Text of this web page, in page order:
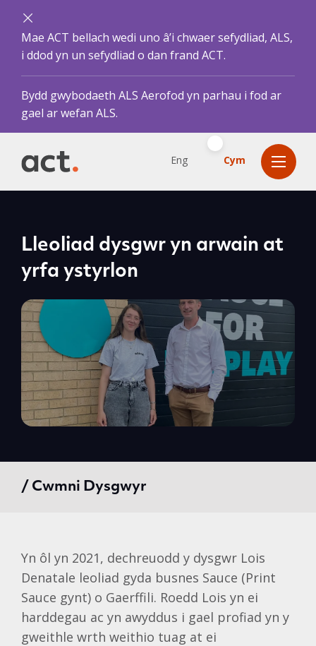
Mae ACT bellach wedi uno â’i chwaer sefydliad, ALS,
i ddod yn un sefydliad o dan frand ACT.
Bydd gwybodaeth ALS Aerofod yn parhau i fod ar
gael ar wefan ALS.
Eng Cym
Lleoliad dysgwr yn arwain at
yrfa ystyrlon
/ Cwmni Dysgwyr
Yn ôl yn 2021, dechreuodd y dysgwr Lois
Denatale leoliad gyda busnes Sauce (Print
Sauce gynt) o Gaerffili. Roedd Lois yn ei
harddegau ac yn awyddus i gael profiad yn y
gweithle wrth weithio tuag at ei